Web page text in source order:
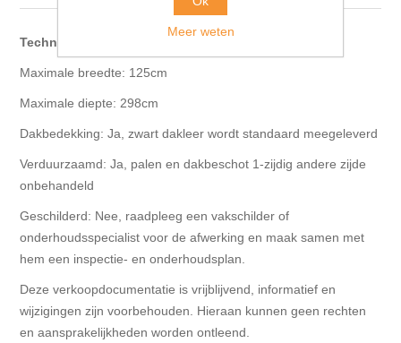
Blokhut opbouwservice
Gevelbekleding NORDHIIL® fijn diep zwart hout voor
prachtige gevels!
Gevelbekleding Fazawood
Gevel-en dakrand bekleding Novalit outdoor® made by
SK Stemid kunststoffen
Gevelbekleding HDM outdoor ® weersbestendige
massief click 'N screw gevelpanelen
Scheepsbodem vloeren o.a. laminaat &
fineerparket
Aluminium profielen
Luxe massief houten wandbekleding
Technische specificatie
Maximale breedte: 125cm
Maximale diepte: 298cm
Dakbedekking: Ja, zwart dakleer wordt standaard meegeleverd
Verduurzaamd: Ja, palen en dakbeschot 1-zijdig andere zijde
onbehandeld
Geschilderd: Nee, raadpleeg een vakschilder of
onderhoudsspecialist voor de afwerking en maak samen met
hem een inspectie- en onderhoudsplan.
Deze verkoopdocumentatie is vrijblijvend, informatief en
wijzigingen zijn voorbehouden. Hieraan kunnen geen rechten
en aansprakelijkheden worden ontleend.
Meer weten